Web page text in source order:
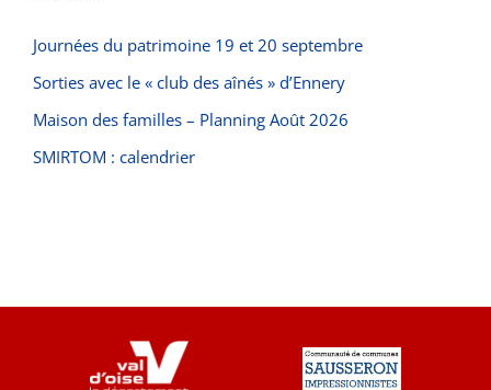
Journées du patrimoine 19 et 20 septembre
Sorties avec le « club des aînés » d’Ennery
Maison des familles – Planning Août 2026
SMIRTOM : calendrier